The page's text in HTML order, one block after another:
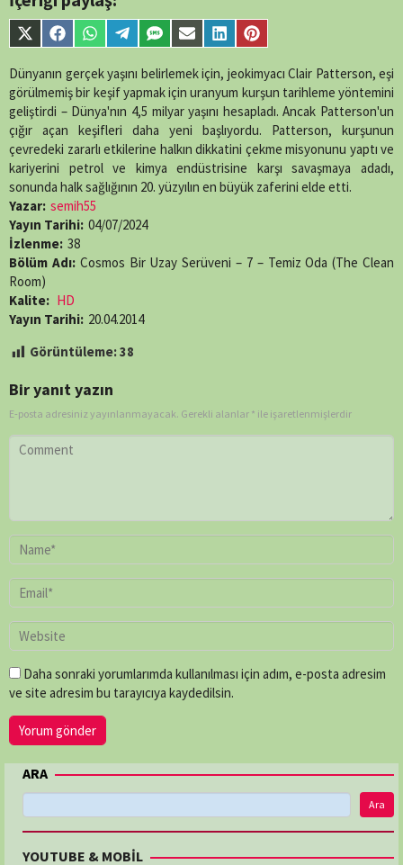
content/themes/muvipro/template-
parts/content-
single-
line89
Share
on
X
(Twitter)
Share
on
Facebook
Share
on
WhatsApp
Share
on
Telegram
Share
on
SMS
Share
on
Email
Share
on
LinkedIn
Share
on
Pinterest
Dünyanın gerçek yaşını belirlemek için, jeokimyacı Clair Patterson, eşi
görülmemiş bir keşif yapmak için uranyum kurşun tarihleme yöntemini
geliştirdi – Dünya'nın 4,5 milyar yaşını hesapladı. Ancak Patterson'un
çığır açan keşifleri daha yeni başlıyordu. Patterson, kurşunun
çevredeki zararlı etkilerine halkın dikkatini çekme misyonunu yaptı ve
kariyerini petrol ve kimya endüstrisine karşı savaşmaya adadı,
sonunda halk sağlığının 20. yüzyılın en büyük zaferini elde etti.
Yazar: semih55
Yayın Tarihi: 04/07/2024
İzlenme: 38
Bölüm Adı: Cosmos Bir Uzay Serüveni – 7 – Temiz Oda (The Clean
Room)
Kalite: HD
Yayın Tarihi: 20.04.2014
Görüntüleme:38
Bir yanıt yazın
E-posta adresiniz yayınlanmayacak. Gerekli alanlar * ile işaretlenmişlerdir
Daha sonraki yorumlarımda kullanılması için adım, e-posta adresim
ve site adresim bu tarayıcıya kaydedilsin.
ARA
Ara
YOUTUBE & MOBİL